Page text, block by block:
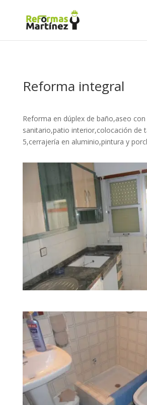
Reforma integral
Reforma en dúplex de baño,aseo
sanitario,patio interior,colocación de
5,cerrajería en aluminio,pintura y